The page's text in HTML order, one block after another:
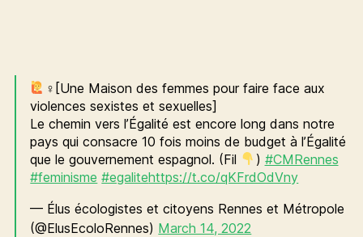
‍♀[Une Maison des femmes pour faire face aux
violences sexistes et sexuelles]
Le chemin vers l’Égalité est encore long dans notre
pays qui consacre 10 fois moins de budget à l’Égalité
que le gouvernement espagnol. (Fil
) #CMRennes
#feminisme #egalitehttps://t.co/qKFrdOdVny
— Élus écologistes et citoyens Rennes et Métropole
(@ElusEcoloRennes) March 14, 2022